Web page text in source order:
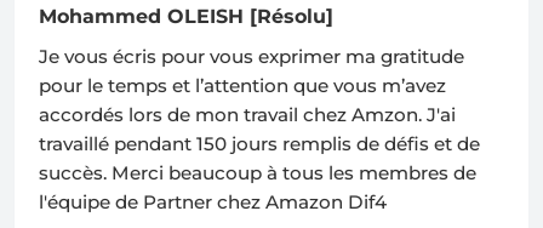
Mohammed OLEISH [Résolu]
Je vous écris pour vous exprimer ma gratitude
pour le temps et l’attention que vous m’avez
accordés lors de mon travail chez Amzon. J'ai
travaillé pendant 150 jours remplis de défis et de
succès. Merci beaucoup à tous les membres de
l'équipe de Partner chez Amazon Dif4